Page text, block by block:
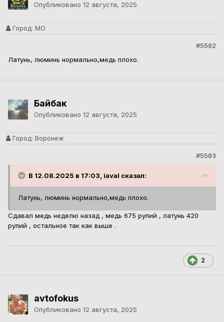
Опубликовано 12 августа, 2025
Город: МО
#5592
Латунь, люминь нормально,медь плохо.
Байбак
Опубликовано 12 августа, 2025
Город: Воронеж
#5593
В 12.08.2025 в 17:03, iaval сказал:
Латунь, люминь нормально,медь плохо.
Сдавал медь неделю назад , медь 675 рупий , латунь 420
рупий , остальное так как выше .
2
avtofokus
Опубликовано 12 августа, 2025